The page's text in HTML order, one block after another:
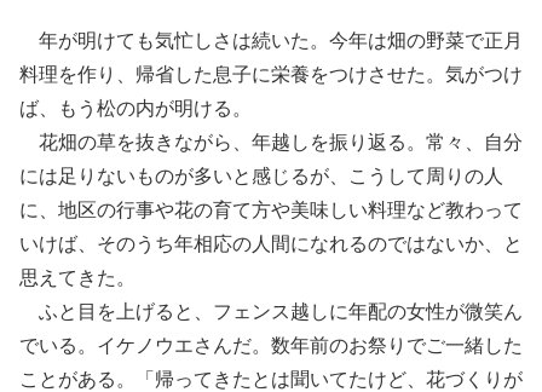
年が明けても気忙しさは続いた。今年は畑の野菜で正月
料理を作り、帰省した息子に栄養をつけさせた。気がつけ
ば、もう松の内が明ける。
花畑の草を抜きながら、年越しを振り返る。常々、自分
には足りないものが多いと感じるが、こうして周りの人
に、地区の行事や花の育て方や美味しい料理など教わって
いけば、そのうち年相応の人間になれるのではないか、と
思えてきた。
ふと目を上げると、フェンス越しに年配の女性が微笑ん
でいる。イケノウエさんだ。数年前のお祭りでご一緒した
ことがある。「帰ってきたとは聞いてたけど、花づくりが